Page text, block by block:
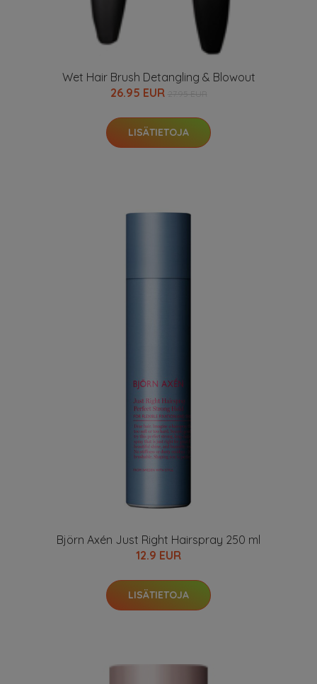
Wet Hair Brush Detangling & Blowout
26.95 EUR
LISÄTIETOJA
Björn Axén Just Right Hairspray 250 ml
12.9 EUR
LISÄTIETOJA